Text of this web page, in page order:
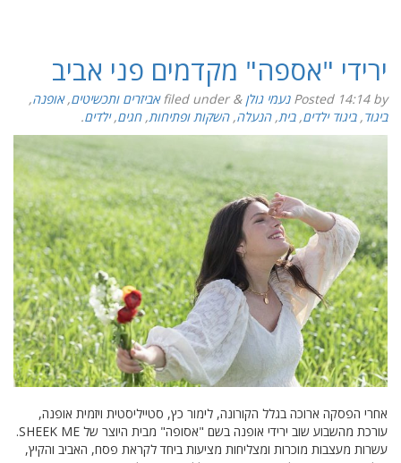
ירידי "אספה" מקדמים פני אביב
Posted 14:14by נעמי גולן &
filed under אביזרים ותכשיטים,אופנה,
ביגוד,ביגוד ילדים,בית,הנעלה,השקות ופתיחות,חגים,ילדים.
אחרי הפסקה ארוכה בגלל הקורונה, לימור כץ, סטייליסטית ויזמית אופנה,
עורכת מהשבוע שוב ירידי אופנה בשם "אסופה" מבית היוצר של SHEEK ME.
עשרות מעצבות מוכרות ומצליחות מציעות ביחד לקראת פסח, האביב והקיץ,